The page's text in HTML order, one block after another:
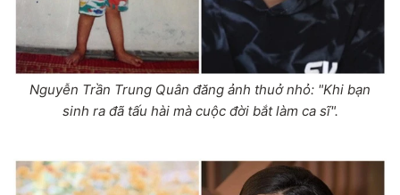
Nguyễn Trần Trung Quân đăng ảnh thuở nhỏ: "Khi bạn
sinh ra đã tấu hài mà cuộc đời bắt làm ca sĩ".